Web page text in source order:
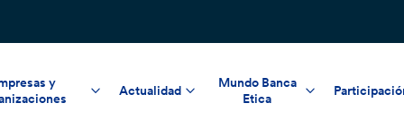
y
Actualidad
Mundo Banca
Etica